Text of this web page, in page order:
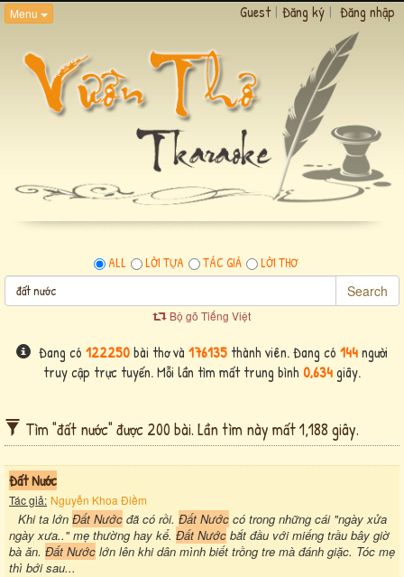
Menu Guest | Đăng ký | Đăng nhập
ALL LỜI TỰA TÁC GIẢ LỜI THƠ
Search
Bộ gõ Tiếng Việt
Đang có 122250bài thơ và 176135 thành viên. Đang có 144người
truy cập trực tuyến. Mỗi lần tìm mất trung bình 0,634giây.
Tìm "đất nước" được 200 bài. Lần tìm này mất 1,188 giây.
Đất Nước
Tác giả: Nguyễn Khoa Điềm
Khi ta lớn Đất Nước đã có rồi. Đất Nước có trong những cái "ngày xửa
ngày xưa.." mẹ thường hay kể. Đất Nước bắt đầu với miếng trầu bây giờ
bà ăn. Đất Nước lớn lên khi dân mình biết trồng tre mà đánh giặc. Tóc mẹ
thì bới sau...